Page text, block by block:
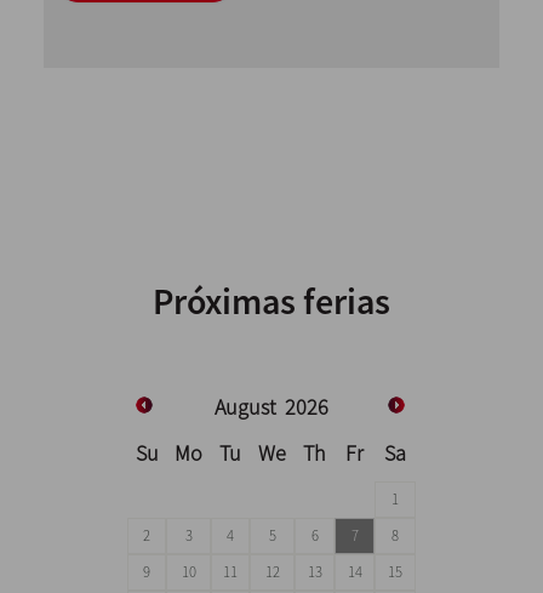
Próximas ferias
August 2026
Su
Mo Tu We Th Fr Sa
1
2
3 4 5 6 7
8
9
10 11 12 13 14
15